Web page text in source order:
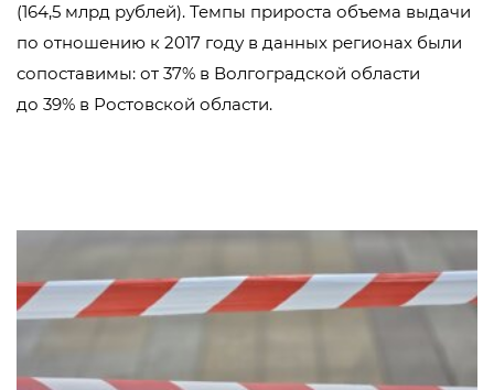
(164,5 млрд рублей). Темпы прироста объема выдачи
по отношению к 2017 году в данных регионах были
сопоставимы: от 37% в Волгоградской области
до 39% в Ростовской области.